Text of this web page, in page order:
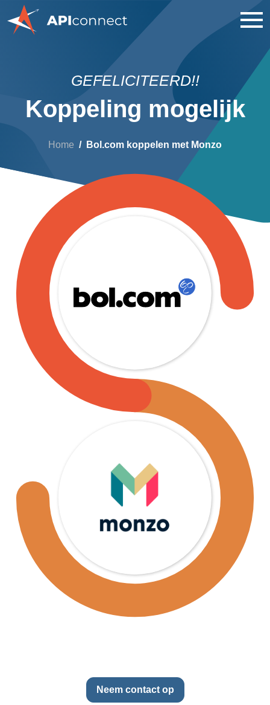
GEFELICITEERD!!
Koppeling mogelijk
Home Bol.com koppelen met Monzo
Neem contact op